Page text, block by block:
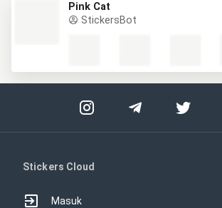
Pink Cat
StickersBot
Stickers Cloud
Masuk